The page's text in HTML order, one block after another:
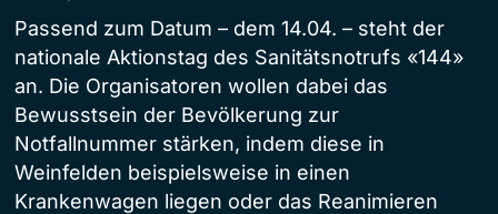
Passend zum Datum – dem 14.04. – steht der
nationale Aktionstag des Sanitätsnotrufs «144»
an. Die Organisatoren wollen dabei das
Bewusstsein der Bevölkerung zur
Notfallnummer stärken, indem diese in
Weinfelden beispielsweise in einen
Krankenwagen liegen oder das Reanimieren